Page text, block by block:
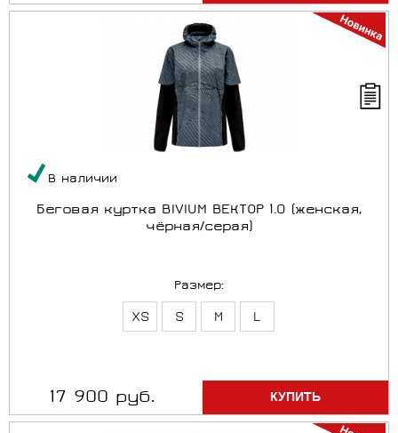
В наличии
Беговая куртка BIVIUM ВЕКТОР 1.0 (женская,
чёрная/серая)
Размер:
XS S M L
17 900 руб.